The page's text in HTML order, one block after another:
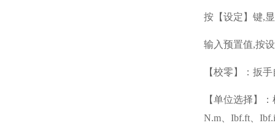
按【设定】键,
输入预置值,按
【校零】：扳
【单位选择】
N.m、Ibf.ft、